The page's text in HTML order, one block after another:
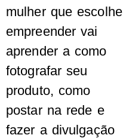
mulher que escolhe
empreender vai
aprender a como
fotografar seu
produto, como
postar na rede e
fazer a divulgação